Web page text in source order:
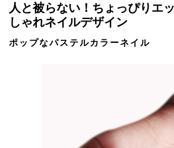
人と被らない！ちょっぴりエ
しゃれネイルデザイン
ポップなパステルカラーネイル